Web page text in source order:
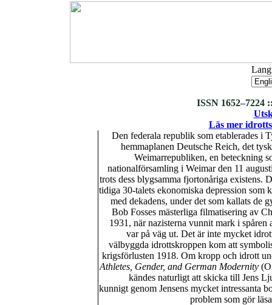
ISSN 1652–7224
Läs mer
Den federala republik som etablerades i
hemmaplanen Deutsche Reich, det
Weimarrepubliken, en beteckning
nationalförsamling i Weimar den 11
trots dess blygsamma fjortonåriga existens.
tidiga 30-talets ekonomiska depression som
med dekadens, under det som kallats de
Bob Fosses mästerliga filmatisering av
1931, när nazisterna vunnit mark i spåren
var på väg ut. Det är inte mycket
välbyggda idrottskroppen kom att
krigsförlusten 1918. Om kropp och idrott
Athletes, Gender, and German Modernity
kändes naturligt att skicka till Jens
kunnigt genom Jensens mycket intressanta
problem som gör